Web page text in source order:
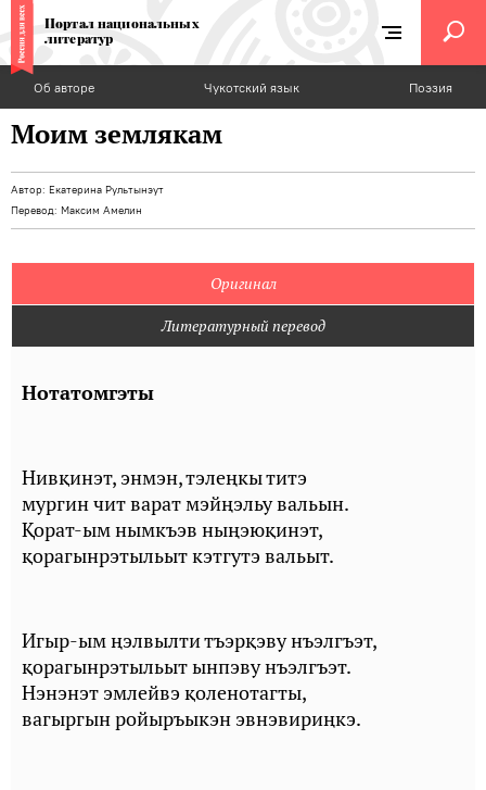
Портал национальных
литератур
Об авторе Чукотский язык Поэзия
Моим землякам
Автор: Екатерина Рультынэут
Перевод: Максим Амелин
Оригинал
Литературный перевод
Нотатомгэты
Нивқинэт, энмэн, тэлеңкы титэ
мургин чит варат мэйңэльу вальын.
Қорат-ым нымкъэв ныңэюқинэт,
қорагынрэтыльыт кэтгутэ вальыт.
Игыр-ым ңэлвылти тъэрқэву нъэлгъэт,
қорагынрэтыльыт ынпэву нъэлгъэт.
Нэнэнэт эмлейвэ қоленотагты,
вагыргын ройыръыкэн эвнэвириңкэ.